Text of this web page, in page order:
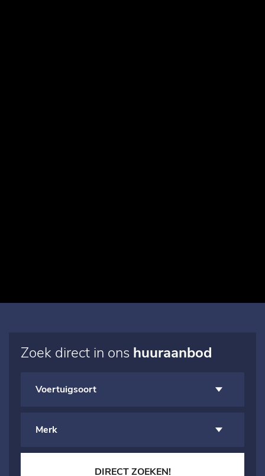
Zoek direct in ons huuraanbod
DIRECT ZOEKEN!